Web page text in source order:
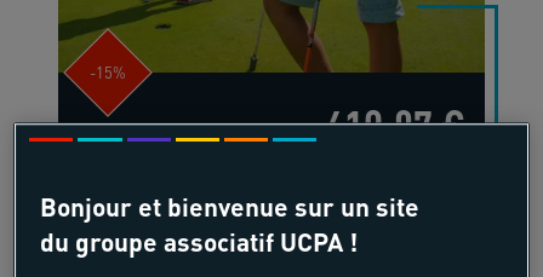
-15%
à partir de 725,00 € 619,87 €
Bonjour et bienvenue sur un site
du groupe associatif UCPA !